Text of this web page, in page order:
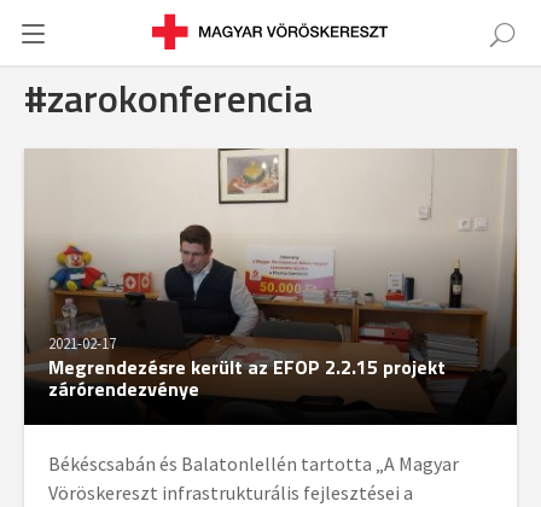
#zarokonferencia
2021-02-17
Megrendezésre került az EFOP 2.2.15 projekt
zárórendezvénye
Békéscsabán és Balatonlellén tartotta „A Magyar
Vöröskereszt infrastrukturális fejlesztései a